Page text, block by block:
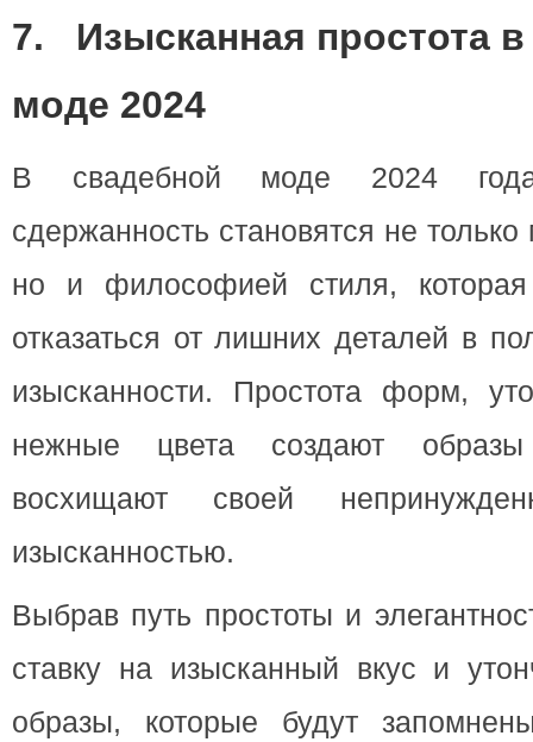
7. Изысканная простота
моде 2024
В свадебной моде 2024
сдержанность становятся не
но и философией стиля, которая
отказаться от лишних деталей в
изысканности. Простота форм,
нежные цвета создают
восхищают своей
изысканностью.
Выбрав путь простоты и
ставку на изысканный вкус и
образы, которые будут